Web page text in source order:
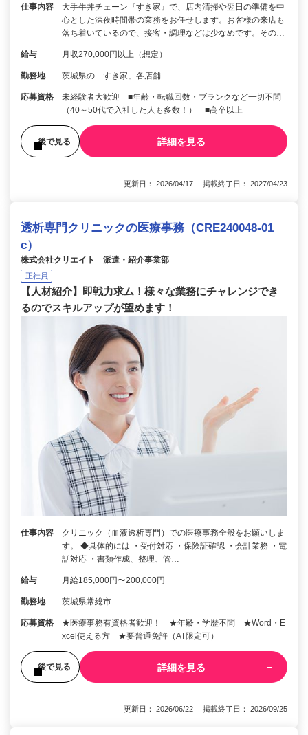
仕事内容
大手牛丼チェーン『すき家』で、店内清掃や翌日の準備を中
心とした深夜時間帯の業務をお任せします。お客様の来店も
落ち着いているので、接客・調理などは少なめです。その…
給与 月収270,000円以上（想定）
勤務地 茨城県の「すき家」各店舗
応募資格
未経験者大歓迎 ■年齢・転職回数・ブランクなど一切不問
（40～50代で入社した人も多数！） ■高卒以上
後で見る 詳細を見る
更新日： 2026/04/17 掲載終了日： 2027/04/23
透析専門クリニックの医療事務（CRE240048-01
c）
株式会社クリエイト 派遣・紹介事業部
正社員
【人材紹介】即戦力求ム！様々な業務にチャレンジでき
るのでスキルアップが望めます！
仕事内容
クリニック（血液透析専門）での医療事務全般をお願いしま
す。 ◆具体的には ・受付対応 ・保険証確認 ・会計業務 ・電
話対応 ・書類作成、整理、管…
給与 月給185,000円〜200,000円
勤務地 茨城県常総市
応募資格
★医療事務有資格者歓迎！ ★年齢・学歴不問 ★Word・E
xcel使える方 ★要普通免許（AT限定可）
後で見る 詳細を見る
更新日： 2026/06/22 掲載終了日： 2026/09/25